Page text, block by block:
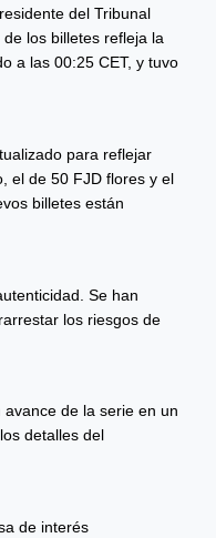
del Tribunal
los billetes refleja la
a las 00:25 CET, y tuvo
para reflejar
el de 50 FJD flores y el
billetes están
Se han
los riesgos de
de la serie en un
detalles del
de interés